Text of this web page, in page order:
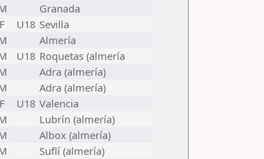
Granada
F U18 Sevilla
Almería
U18 Roquetas (almería
Adra (almería)
Adra (almería)
F U18 Valencia
Lubrín (almería)
Albox (almería)
Suflí (almería)